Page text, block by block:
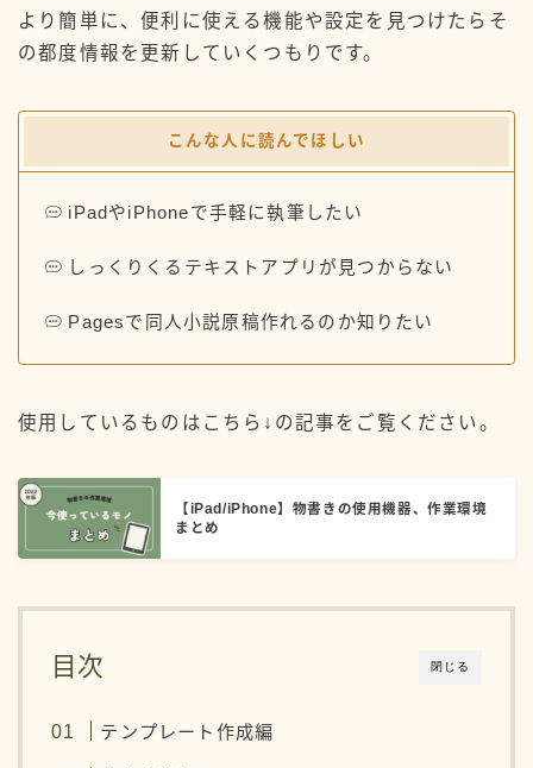
より簡単に、便利に使える機能や設定を見つけたらそ
の都度情報を更新していくつもりです。
こんな人に読んでほしい
iPadやiPhoneで手軽に執筆したい
しっくりくるテキストアプリが見つからない
Pagesで同人小説原稿作れるのか知りたい
使用しているものはこちら↓の記事をご覧ください。
【iPad/iPhone】物書きの使用機器、作業環境
まとめ
閉じる
目次
テンプレート作成編